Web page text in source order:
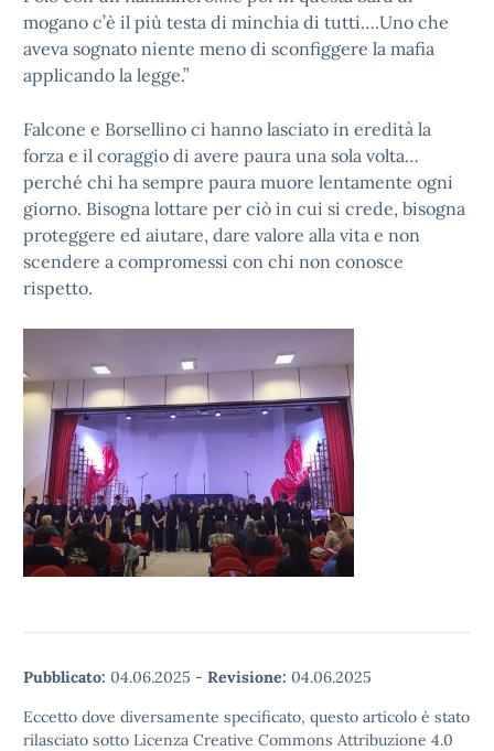
mogano c’è il più testa di minchia di tutti….Uno che
aveva sognato niente meno di sconfiggere la mafia
applicando la legge.”
Falcone e Borsellino ci hanno lasciato in eredità la
forza e il coraggio di avere paura una sola volta…
perché chi ha sempre paura muore lentamente ogni
giorno. Bisogna lottare per ciò in cui si crede, bisogna
proteggere ed aiutare, dare valore alla vita e non
scendere a compromessi con chi non conosce
rispetto.
Pubblicato: 04.06.2025 - Revisione: 04.06.2025
Eccetto dove diversamente specificato, questo articolo è stato
rilasciato sotto Licenza Creative Commons Attribuzione 4.0